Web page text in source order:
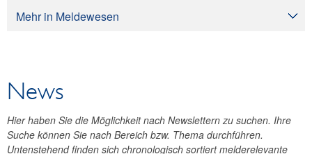
Mehr in Meldewesen
Meldebestimmungen
Gemeinsames Meldewesen-Datenmodell
News
News
Hier haben Sie die Möglichkeit nach Newslettern zu suchen. Ihre
Suche können Sie nach Bereich bzw. Thema durchführen.
Untenstehend finden sich chronologisch sortiert melderelevante